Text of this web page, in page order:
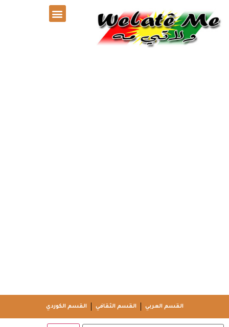
القسم العربي القسم الثقافي القسم الكوردي